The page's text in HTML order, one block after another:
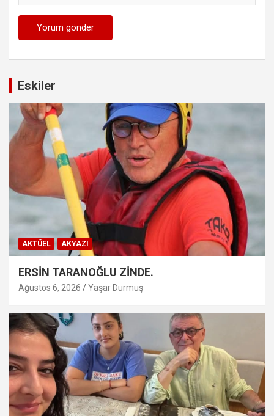
Eskiler
AKTÜEL AKYAZI
ERSİN TARANOĞLU ZİNDE.
Ağustos 6, 2026 Yaşar Durmuş